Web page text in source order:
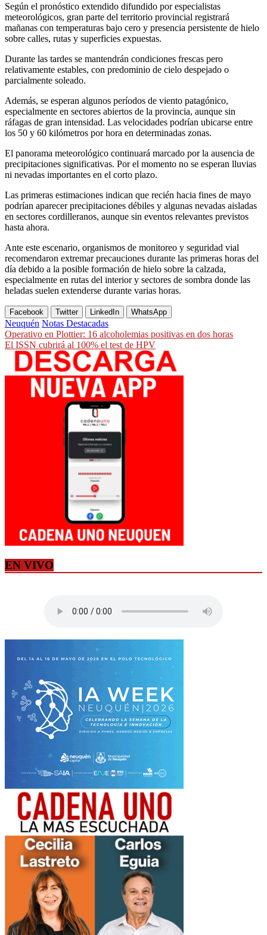
Según el pronóstico extendido difundido por especialistas
meteorológicos, gran parte del territorio provincial registrará
mañanas con temperaturas bajo cero y presencia persistente de hielo
sobre calles, rutas y superficies expuestas.
Durante las tardes se mantendrán condiciones frescas pero
relativamente estables, con predominio de cielo despejado o
parcialmente soleado.
Además, se esperan algunos períodos de viento patagónico,
especialmente en sectores abiertos de la provincia, aunque sin
ráfagas de gran intensidad. Las velocidades podrían ubicarse entre
los 50 y 60 kilómetros por hora en determinadas zonas.
El panorama meteorológico continuará marcado por la ausencia de
precipitaciones significativas. Por el momento no se esperan lluvias
ni nevadas importantes en el corto plazo.
Las primeras estimaciones indican que recién hacia fines de mayo
podrían aparecer precipitaciones débiles y algunas nevadas aisladas
en sectores cordilleranos, aunque sin eventos relevantes previstos
hasta ahora.
Ante este escenario, organismos de monitoreo y seguridad vial
recomendaron extremar precauciones durante las primeras horas del
día debido a la posible formación de hielo sobre la calzada,
especialmente en rutas del interior y sectores de sombra donde las
heladas suelen extenderse durante varias horas.
Facebook Twitter LinkedIn WhatsApp
Neuquén Notas Destacadas
Navegación
de
entradas
Operativo en Plottier: 16 alcoholemias positivas en dos horas
El ISSN cubrirá al 100% el test de HPV
EN VIVO